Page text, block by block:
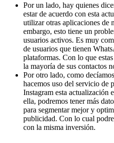
Por un lado, hay quienes
estar de acuerdo con esta
utilizar otras aplicaciones de
embargo, esto tiene un
usuarios activos. Es muy
de usuarios que tienen
plataformas. Con lo que
la mayoría de sus contactos
Por otro lado, como
hacemos uso del servicio de
Instagram esta actualización
ella, podremos tener más
para segmentar mejor y
publicidad. Con lo cual
con la misma inversión.